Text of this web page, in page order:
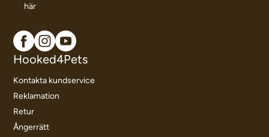
här
Hooked4Pets
Kontakta kundservice
Reklamation
Retur
Ångerrätt